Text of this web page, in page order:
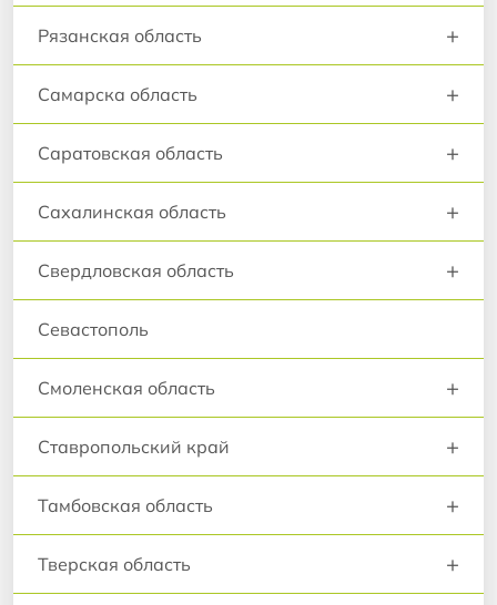
Рязанская область +
Самарска область +
Саратовская область +
Сахалинская область +
Свердловская область +
Севастополь
Смоленская область +
Ставропольский край +
Тамбовская область +
Тверская область +